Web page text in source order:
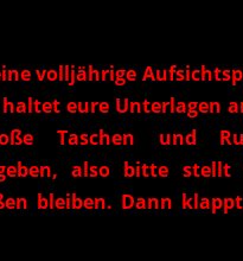
volljährige
eure Unterlagen
Taschen und
also bitte stellt
bleiben. Dann